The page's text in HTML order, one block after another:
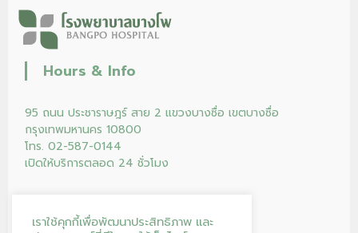
Hours & Info
95 ถนน ประชาราษฎร์ สาย 2 แขวงบางซื่อ เขตบางซื่อ
กรุงเทพมหานคร 10800
โทร. 02-587-0144
เปิดให้บริการตลอด 24 ชั่วโมง
เราใช้คุกกี้เพื่อพัฒนาประสิทธิภาพ และ